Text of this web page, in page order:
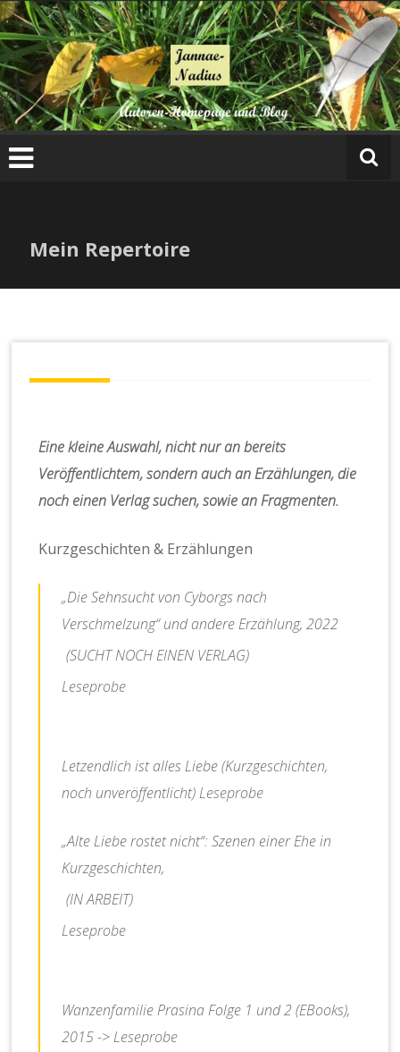
Mein Repertoire
Eine kleine Auswahl, nicht nur an bereits
Veröffentlichtem, sondern auch an Erzählungen, die
noch einen Verlag suchen, sowie an Fragmenten.
Kurzgeschichten & Erzählungen
„Die Sehnsucht von Cyborgs nach
Verschmelzung“ und andere Erzählung, 2022
(SUCHT NOCH EINEN VERLAG)
Leseprobe
Letzendlich ist alles Liebe(Kurzgeschichten,
noch unveröffentlicht) Leseprobe
„Alte Liebe rostet nicht“: Szenen einer Ehe in
Kurzgeschichten,
(IN ARBEIT)
Leseprobe
Wanzenfamilie Prasina Folge 1 und 2 (EBooks),
2015 -> Leseprobe